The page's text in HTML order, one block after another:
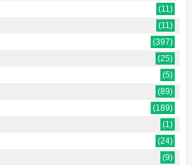
(11)
(11)
(397)
(25)
(5)
(89)
(189)
(1)
(24)
(9)